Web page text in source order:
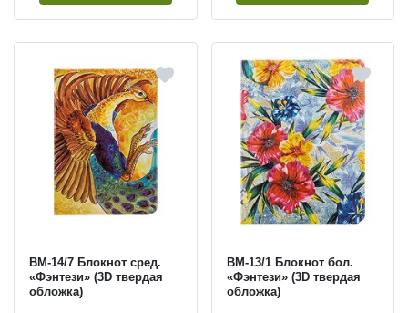
BM-14/7 Блокнот сред.
«Фэнтези» (3D твердая
обложка)
BM-13/1 Блокнот бол.
«Фэнтези» (3D твердая
обложка)